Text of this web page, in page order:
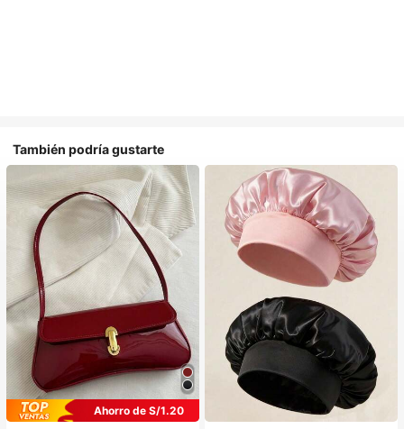
También podría gustarte
Ahorro de S/1.20